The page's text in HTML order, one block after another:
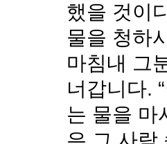
했을 것이
물을 청하
마침내 그
너갑니다.
는 물을 마